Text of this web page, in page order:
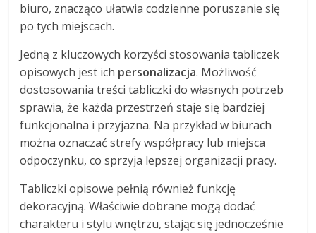
biuro, znacząco ułatwia codzienne poruszanie się
po tych miejscach.
Jedną z kluczowych korzyści stosowania tabliczek
opisowych jest ich personalizacja. Możliwość
dostosowania treści tabliczki do własnych potrzeb
sprawia, że każda przestrzeń staje się bardziej
funkcjonalna i przyjazna. Na przykład w biurach
można oznaczać strefy współpracy lub miejsca
odpoczynku, co sprzyja lepszej organizacji pracy.
Tabliczki opisowe pełnią również funkcję
dekoracyjną. Właściwie dobrane mogą dodać
charakteru i stylu wnętrzu, stając się jednocześnie